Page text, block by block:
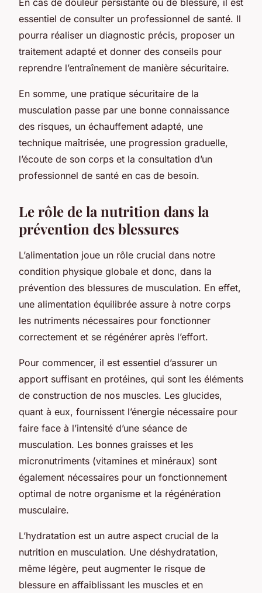
essentiel de consulter un professionnel de santé. Il
pourra réaliser un diagnostic précis, proposer un
traitement adapté et donner des conseils pour
reprendre l’entraînement de manière sécuritaire.
En somme, une pratique sécuritaire de la
musculation passe par une bonne connaissance
des risques, un échauffement adapté, une
technique maîtrisée, une progression graduelle,
l’écoute de son corps et la consultation d’un
professionnel de santé en cas de besoin.
Le rôle de la nutrition dans la
prévention des blessures
L’alimentation joue un rôle crucial dans notre
condition physique globale et donc, dans la
prévention des blessures de musculation. En effet,
une alimentation équilibrée assure à notre corps
les nutriments nécessaires pour fonctionner
correctement et se régénérer après l’effort.
Pour commencer, il est essentiel d’assurer un
apport suffisant en protéines, qui sont les éléments
de construction de nos muscles. Les glucides,
quant à eux, fournissent l’énergie nécessaire pour
faire face à l’intensité d’une séance de
musculation. Les bonnes graisses et les
micronutriments (vitamines et minéraux) sont
également nécessaires pour un fonctionnement
optimal de notre organisme et la régénération
musculaire.
L’hydratation est un autre aspect crucial de la
nutrition en musculation. Une déshydratation,
même légère, peut augmenter le risque de
blessure en affaiblissant les muscles et en